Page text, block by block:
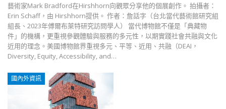
藝術家Mark Bradford在Hirshhorn向觀眾分享他的個展創作。 拍攝者：
Erin Schaff，由 Hirshhorn提供。 作者：詹話字（台北當代藝術館研究組
組長、2023年傅爾布萊特研究訪問學人） 當代博物館不僅是「典藏物
件」的機構，更重視參觀體驗與服務的多元性，以期實踐社會共融與文化
近用的理念。美國博物館界重視多元、平等、近用、共融（DEAI，
Diversity, Equity, Accessibility, and…
國內外資訊